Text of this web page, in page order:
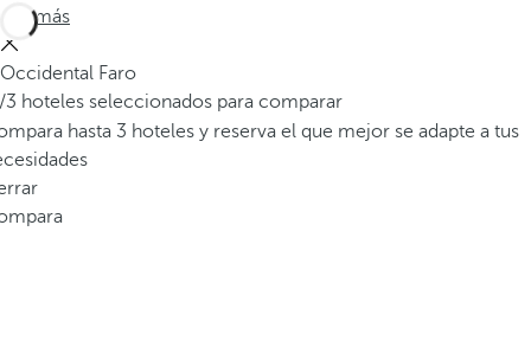
.
Ver más
Occidental Faro
/3 hoteles seleccionados para comparar
hasta 3 hoteles y reserva el que mejor se adapte a tus